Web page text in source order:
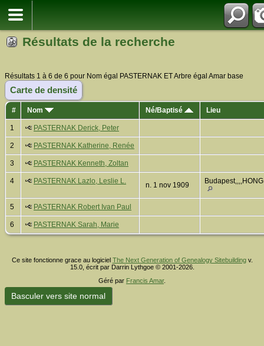
Résultats de la recherche
Résultats 1 à 6 de 6 pour Nom égal PASTERNAK ET Arbre égal Amar base
Carte de densité
# Nom Né/Baptisé Lieu
1 PASTERNAK Derick, Peter
2 PASTERNAK Katherine, Renée
3 PASTERNAK Kenneth, Zoltan
4 PASTERNAK Lazlo, Leslie L. n. 1 nov 1909
5 PASTERNAK Robert Ivan Paul
6 PASTERNAK Sarah, Marie
Ce site fonctionne grace au logiciel The Next Generation of Genealogy Sitebuildingv.
15.0, écrit par Darrin Lythgoe © 2001-2026.
Géré par Francis Amar.
Basculer vers site normal